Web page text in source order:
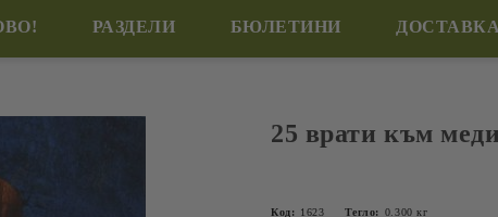
РАЗДЕЛИ БЮЛЕТИНИ
25 врати към
Код: 1623 Тегло: 0.300 кг